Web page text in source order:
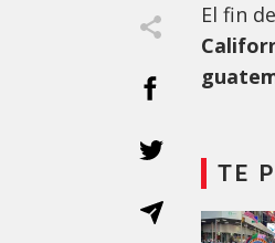
El fin
TE